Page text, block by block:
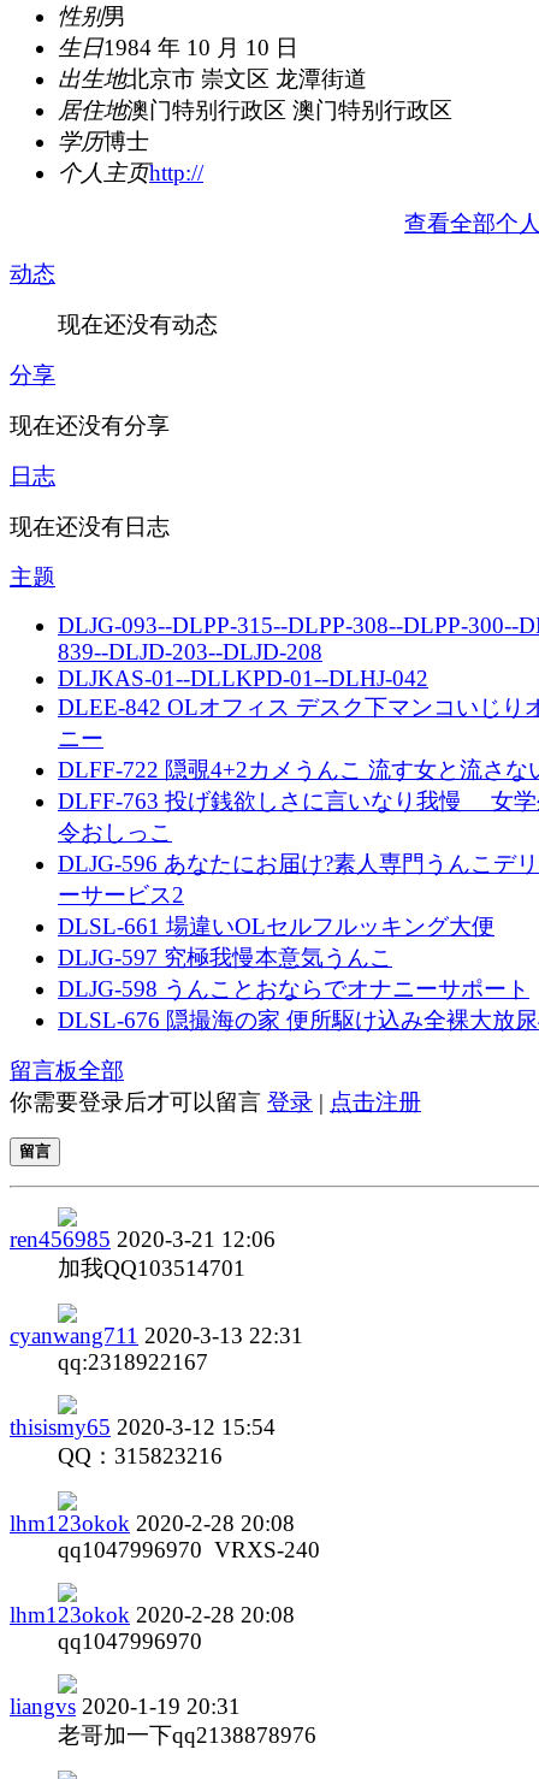
性别男
生日1984 年 10 月 10 日
出生地北京市 崇文区 龙潭街道
居住地澳门特别行政区 澳门特别行政区
学历博士
个人主页http://
查看全部个
动态
现在还没有动态
分享
现在还没有分享
日志
现在还没有日志
主题
DLJG-093--DLPP-315--DLPP-308--DLPP-300--
839--DLJD-203--DLJD-208
DLJKAS-01--DLLKPD-01--DLHJ-042
DLEE-842 OLオフィス デスク下マンコいじり
ニー
DLFF-722 隠覗4+2カメうんこ 流す女と流さな
DLFF-763 投げ銭欲しさに言いなり我慢 女
令おしっこ
DLJG-596 あなたにお届け?素人専門うんこデ
ーサービス2
DLSL-661 場違いOLセルフルッキング大便
DLJG-597 究極我慢本意気うんこ
DLJG-598 うんことおならでオナニーサポート
DLSL-676 隠撮海の家 便所駆け込み全裸大放
留言板全部
你需要登录后才可以留言 登录 | 点击注册
留言
ren456985 2020-3-21 12:06
加我QQ103514701
cyanwang711 2020-3-13 22:31
qq:2318922167
thisismy65 2020-3-12 15:54
QQ：315823216
lhm123okok 2020-2-28 20:08
qq1047996970 VRXS-240
lhm123okok 2020-2-28 20:08
qq1047996970
liangvs 2020-1-19 20:31
老哥加一下qq2138878976